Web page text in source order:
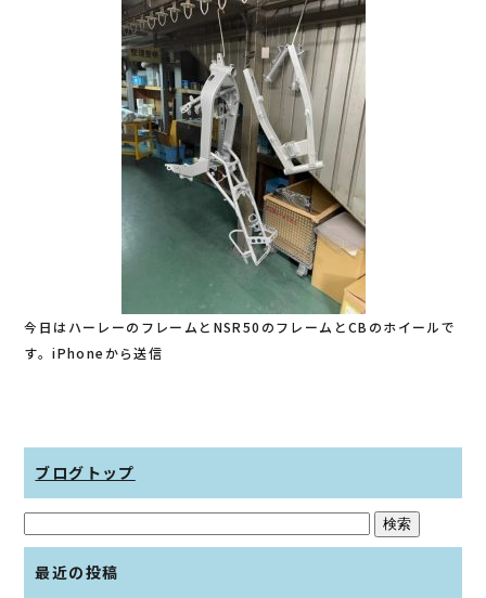
今日はハーレーのフレームとNSR50のフレームとCBのホイールで
す。iPhoneから送信
ブログトップ
最近の投稿